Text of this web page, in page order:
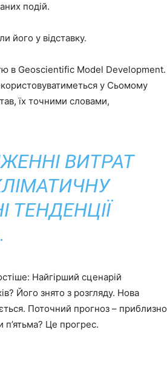
подій.
його у відставку.
в Geoscientific Model Development.
у Сьомому
їх точними словами,
ВИТРАТ
ТЕНДЕНЦІЇ
Найгірший сценарій
Його знято з розгляду. Нова
Поточний прогноз – приблизно
п’ятьма? Це прогрес.